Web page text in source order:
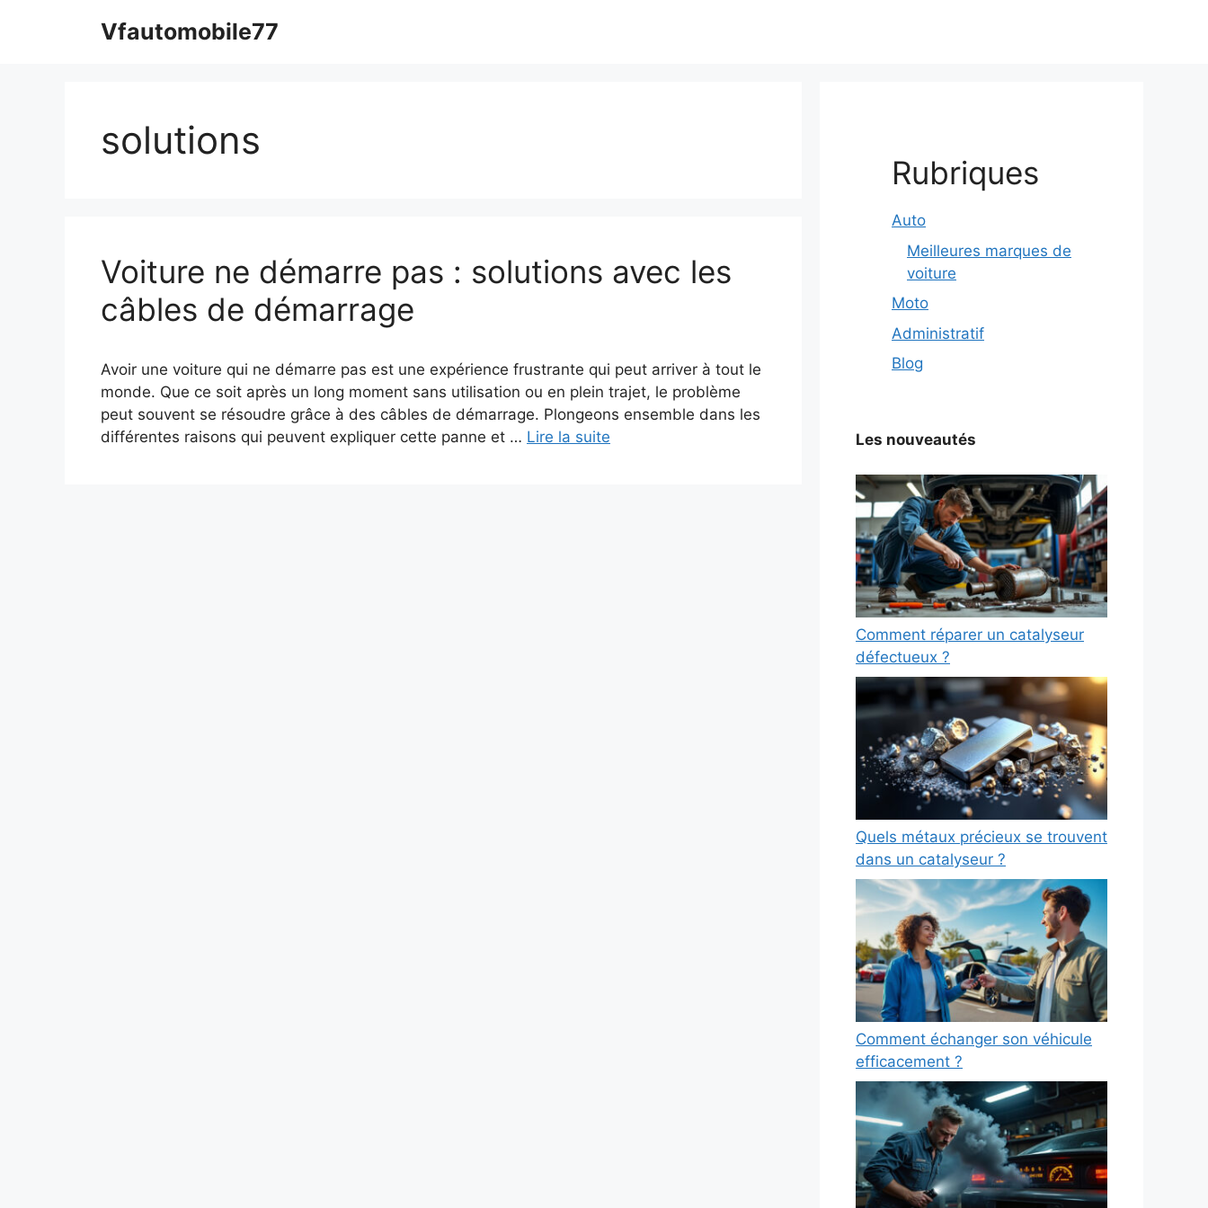
Vfautomobile77
solutions
Voiture ne démarre pas : solutions avec les
câbles de démarrage
Avoir une voiture qui ne démarre pas est une expérience frustrante qui peut arriver à tout le
monde. Que ce soit après un long moment sans utilisation ou en plein trajet, le problème
peut souvent se résoudre grâce à des câbles de démarrage. Plongeons ensemble dans les
différentes raisons qui peuvent expliquer cette panne et … Lire la suite
Rubriques
Auto
Meilleures marques de
voiture
Moto
Administratif
Blog
Les nouveautés
Comment réparer un catalyseur
défectueux ?
Quels métaux précieux se trouvent
dans un catalyseur ?
Comment échanger son véhicule
efficacement ?